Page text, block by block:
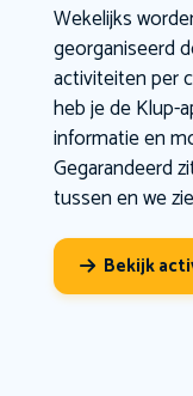
Wekelijks
georganiseerd
activiteiten per
heb je de Klup-
informatie en
Gegarandeerd
tussen en we
Bekijk